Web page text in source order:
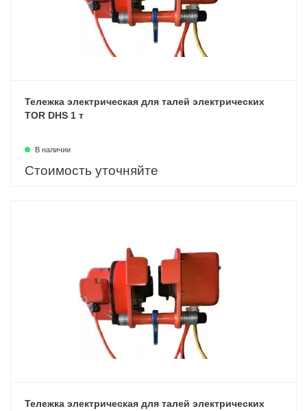
Тележка электрическая для талей электрических
TOR DHS 1 т
В наличии
Стоимость уточняйте
Тележка электрическая для талей электрических